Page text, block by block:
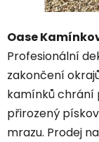
Oase
Profesionální
zakončení
kamínků chrání
přirozený
mrazu. Prodej